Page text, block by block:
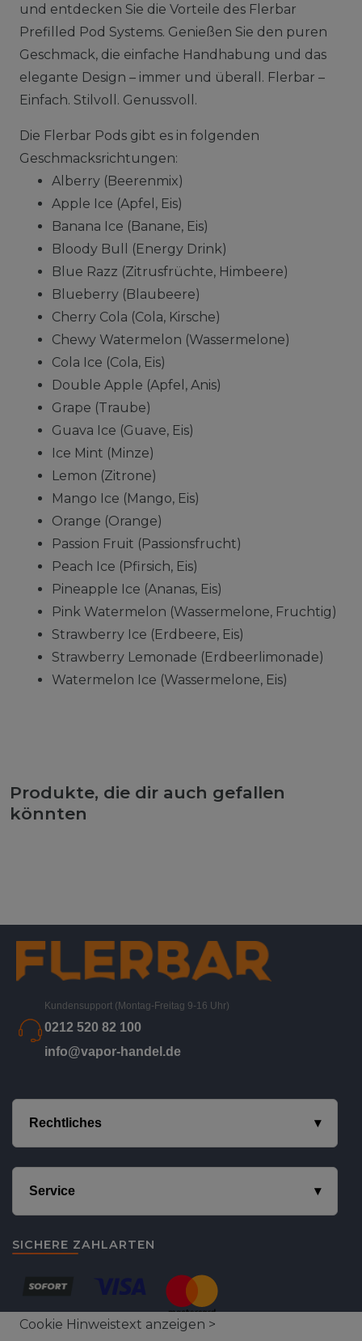
und entdecken Sie die Vorteile des Flerbar
Prefilled Pod Systems. Genießen Sie den puren
Geschmack, die einfache Handhabung und das
elegante Design – immer und überall. Flerbar –
Einfach. Stilvoll. Genussvoll.
Die Flerbar Pods gibt es in folgenden
Geschmacksrichtungen:
Alberry (Beerenmix)
Apple Ice (Apfel, Eis)
Banana Ice (Banane, Eis)
Bloody Bull (Energy Drink)
Blue Razz (Zitrusfrüchte, Himbeere)
Blueberry (Blaubeere)
Cherry Cola (Cola, Kirsche)
Chewy Watermelon (Wassermelone)
Cola Ice (Cola, Eis)
Double Apple (Apfel, Anis)
Grape (Traube)
Guava Ice (Guave, Eis)
Ice Mint (Minze)
Lemon (Zitrone)
Mango Ice (Mango, Eis)
Orange (Orange)
Passion Fruit (Passionsfrucht)
Peach Ice (Pfirsich, Eis)
Pineapple Ice (Ananas, Eis)
Pink Watermelon (Wassermelone, Fruchtig)
Strawberry Ice (Erdbeere, Eis)
Strawberry Lemonade (Erdbeerlimonade)
Watermelon Ice (Wassermelone, Eis)
Produkte, die dir auch gefallen
könnten
Kundensupport (Montag-Freitag 9-16 Uhr)
0212 520 82 100
info@vapor-handel.de
Rechtliches
Service
SICHERE ZAHLARTEN
Cookie Hinweistext anzeigen >